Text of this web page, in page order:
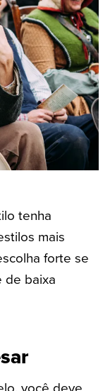
tenha
mais
forte se
de baixa
você deve